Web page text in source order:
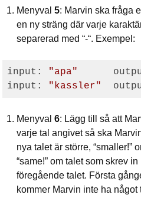
Menyval5: Marvin ska fråga
en ny sträng där varje
separerad med “-“. Exempel:
input: "apa"
input:
"kassler"
Menyval6: Lägg till så att
varje tal angivet så ska
nya talet är större, “smaller!”
“same!” om talet som skrev
föregående talet. Första
kommer Marvin inte ha något